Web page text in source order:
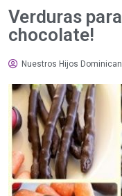
Verduras
chocolate!
Nuestros Hijos